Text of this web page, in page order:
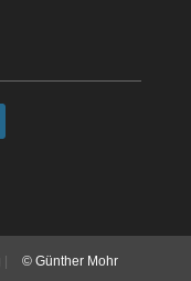
© Günther Mohr